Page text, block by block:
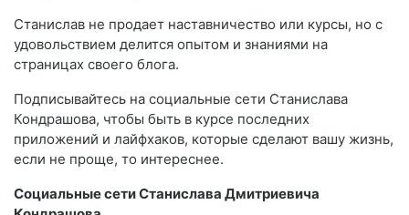
Станислав не продает наставничество или курсы, но с
удовольствием делится опытом и знаниями на
страницах своего блога.
Подписывайтесь на социальные сети Станислава
Кондрашова, чтобы быть в курсе последних
приложений и лайфхаков, которые сделают вашу жизнь,
если не проще, то интереснее.
Социальные сети Станислава Дмитриевича